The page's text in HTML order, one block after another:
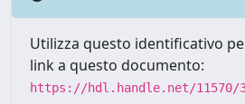
Utilizza questo identificativo
link a questo documento:
https://hdl.handle.net/11570/